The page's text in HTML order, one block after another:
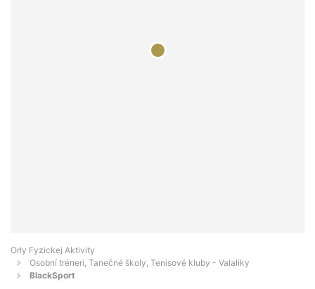
Orly Fyzickej Aktivity
Osobní tréneri, Tanečné školy, Tenisové kluby - Valaliky
BlackSport